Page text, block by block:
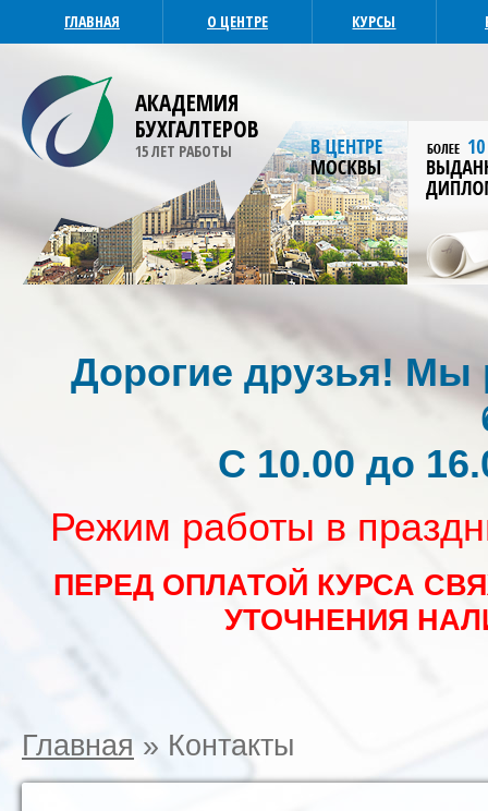
ГЛАВНАЯ О ЦЕНТРЕ КУРСЫ
АКАДЕМИЯ
БУХГАЛТЕРОВ
15 ЛЕТ РАБОТЫ
Дорогие друзья! Мы
С 10.00 до
Режим работы в
ПЕРЕД ОПЛАТОЙ КУРСА
УТОЧНЕНИЯ
Главная » Контакты